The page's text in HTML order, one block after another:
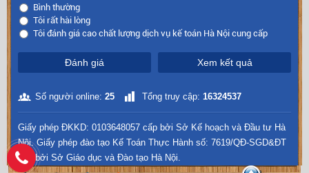
Bình thường
Tôi rất hài lòng
Tôi đánh giá cao chất lượng dịch vụ kế toán Hà Nội cung cấp
Đánh giá Xem kết quả
Số người online: 25 Tổng truy cập: 16324537
Giấy phép ĐKKD: 0103648057 cấp bởi Sở Kế hoạch và Đầu tư Hà
Nội. Giấy phép đào tạo Kế Toán Thực Hành số: 7619/QĐ-SGD&ĐT
cấp bởi Sở Giáo dục và Đào tạo Hà Nội.